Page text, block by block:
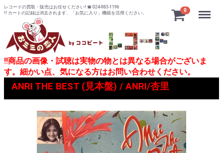
レコードの買取・販売はお任せください! ☎ 024-983-1196
!! カートの記録は消去されます、「お気に入り」機能を活用ください。
0 Menu
!!商品の画像・試聴は実物の物とは異なる場合がございま
す。細かい点、気になる方はお問い合わせください。
ANRI THE BEST (見本盤) / ANRI/杏里